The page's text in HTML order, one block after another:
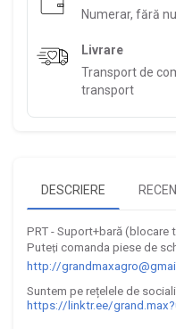
Numerar, fără
Livrare
Transport de
transport
DESCRIERE
PRT - Suport+bară (blocare
Puteți comanda piese de
http://
Suntem pe rețelele de
https://linktr.ee/